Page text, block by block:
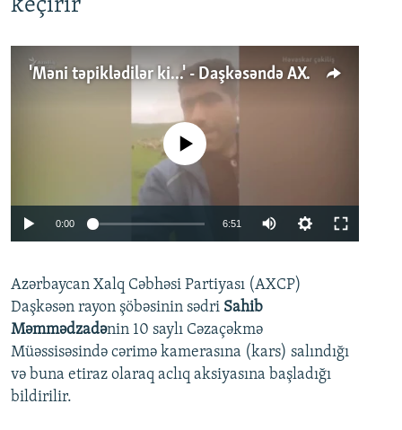
keçirir
'Məni təpiklədilər ki...' - Daşkəsəndə AXCP fəalının yaxınları onun həbsinə etiraz edirlər
Auto 240p 360p
720p 1080p
No media source currently available
0:00 6:51
360p
720p
1080p
Azərbaycan Xalq Cəbhəsi Partiyası (AXCP)
Daşkəsən rayon şöbəsinin sədri Sahib
Məmmədzadənin 10 saylı Cəzaçəkmə
Müəssisəsində cərimə kamerasına (kars) salındığı
və buna etiraz olaraq aclıq aksiyasına başladığı
bildirilir.